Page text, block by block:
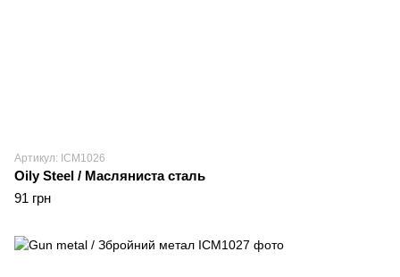
Артикул: ICM1026
Oily Steel / Масляниста сталь
91 грн